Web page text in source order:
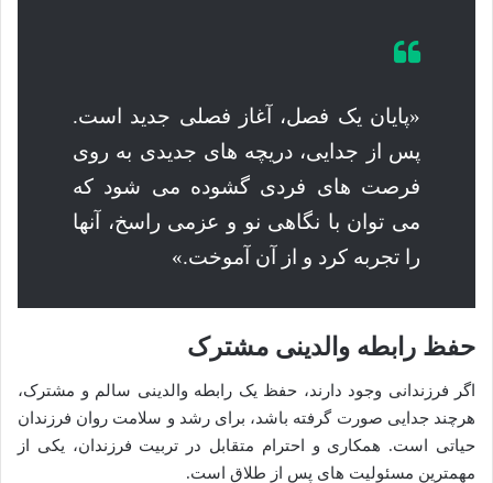
«پایان یک فصل، آغاز فصلی جدید است.
پس از جدایی، دریچه های جدیدی به روی
فرصت های فردی گشوده می شود که
می توان با نگاهی نو و عزمی راسخ، آنها
را تجربه کرد و از آن آموخت.»
حفظ رابطه والدینی مشترک
اگر فرزندانی وجود دارند، حفظ یک رابطه والدینی سالم و مشترک،
هرچند جدایی صورت گرفته باشد، برای رشد و سلامت روان فرزندان
حیاتی است. همکاری و احترام متقابل در تربیت فرزندان، یکی از
مهمترین مسئولیت های پس از طلاق است.